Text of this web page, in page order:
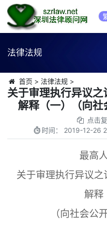
法律法规
首页 > 法律法规 >
关于审理执行异议
解释（一）（向社
点击
时间： 2019-12-26
最高
关于审理执行异议
解释
（向社会公